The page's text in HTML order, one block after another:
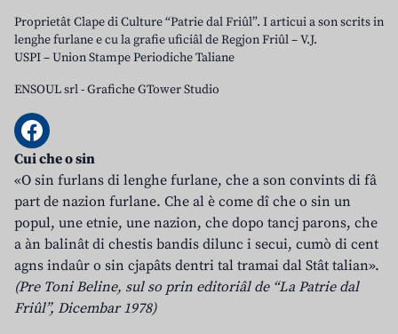
Proprietât Clape di Culture “Patrie dal Friûl”. I articui a son scrits in
lenghe furlane e cu la grafie uficiâl de Regjon Friûl – V.J.
USPI – Union Stampe Periodiche Taliane
ENSOUL srl-Grafiche GTower Studio
Cui che o sin
«O sin furlans di lenghe furlane, che a son convints di fâ
part de nazion furlane. Che al è come dî che o sin un
popul, une etnie, une nazion, che dopo tancj parons, che
a àn balinât di chestis bandis dilunc i secui, cumò di cent
agns indaûr o sin cjapâts dentri tal tramai dal Stât talian».
(Pre Toni Beline, sul so prin editoriâl de “La Patrie dal
Friûl”, Dicembar 1978)